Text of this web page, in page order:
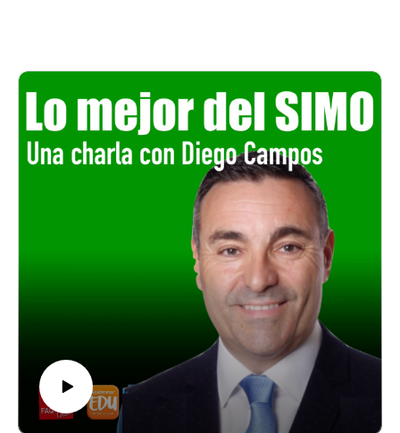
tube.com/@musilabusFacebook
MusíLabUs: https://www.facebook.com/musilabusRoberto
Pacheco
Instagram: https://www.instagram.com/robertopachecoplaza/F
acebook: https://www.facebook.com/roberto.pachecoplaza/
Instagram: https://www.instagram.com/raquelgribleractress/
OCDE? ¿Cuáles son sus fines? ¿Quién está detrás de este
informe? Y sobre todo, ¿Para qué sirve el informe PISA?
Para debatir sobre esta cuestión hemos traído a Manuel
Fernández Navas, nuestro profesor de didáctica preferido
desde la Universidad de Málaga y a Carlos Magro, presidente
de la asociación de educación abierta y un referente en
Facebook
Instagram
LinkedIn